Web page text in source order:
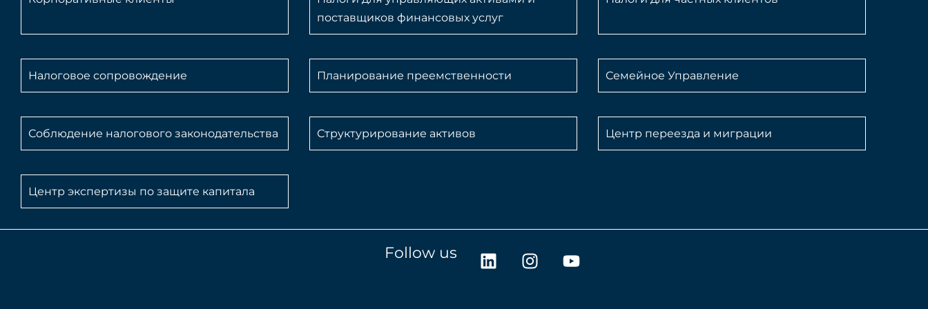
поставщиков финансовых услуг
Налоговое сопровождение Планирование преемственности Семейное Управление
Соблюдение налогового законодательства Структурирование активов Центр переезда и миграции
Центр экспертизы по защите капитала
Follow us
L
i
I
n
Y
o